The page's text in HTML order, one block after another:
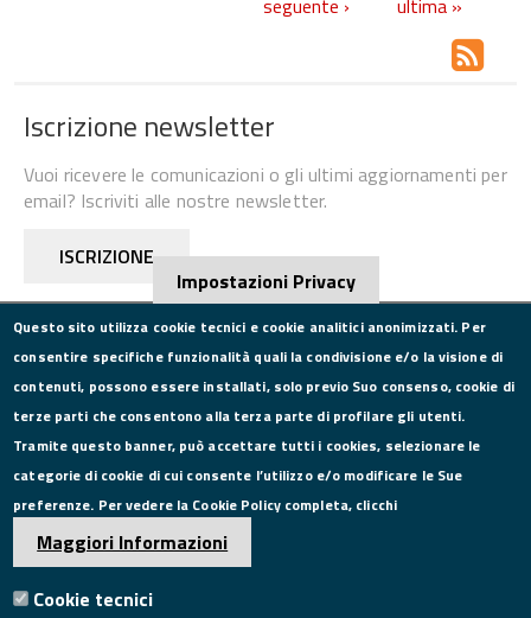
seguente ›
ultima »
Iscrizione newsletter
Vuoi ricevere le comunicazioni o gli ultimi aggiornamenti per
email? Iscriviti alle nostre newsletter.
ISCRIZIONE
CONTATTI
Via Roma, 75, 81100 Caserta
Tel. 0823249111
Pec:camera.commercio.caserta@ce.legalmail.camcom.it
Email:info@ce.camcom.it
DATI PER LA FATTURAZIONE
P.I. 00908580616
Impostazioni Privacy
Questo sito utilizza cookie tecnici e cookie analitici anonimizzati. Per
consentire specifiche funzionalità quali la condivisione e/o la visione di
contenuti, possono essere installati, solo previo Suo consenso, cookie di
terze parti che consentono alla terza parte di profilare gli utenti.
Tramite questo banner, può accettare tutti i cookies, selezionare le
categorie di cookie di cui consente l’utilizzo e/o modificare le Sue
preferenze. Per vedere la Cookie Policy completa, clicchi
Maggiori Informazioni
Cookie tecnici